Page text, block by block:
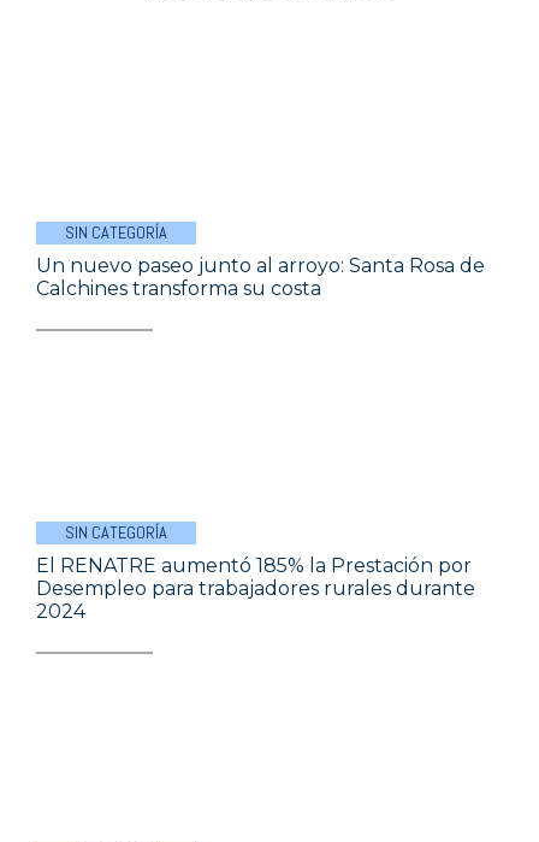
SIN CATEGORÍA
Un nuevo paseo junto al arroyo: Santa Rosa de
Calchines transforma su costa
SIN CATEGORÍA
El RENATRE aumentó 185% la Prestación por
Desempleo para trabajadores rurales durante
2024